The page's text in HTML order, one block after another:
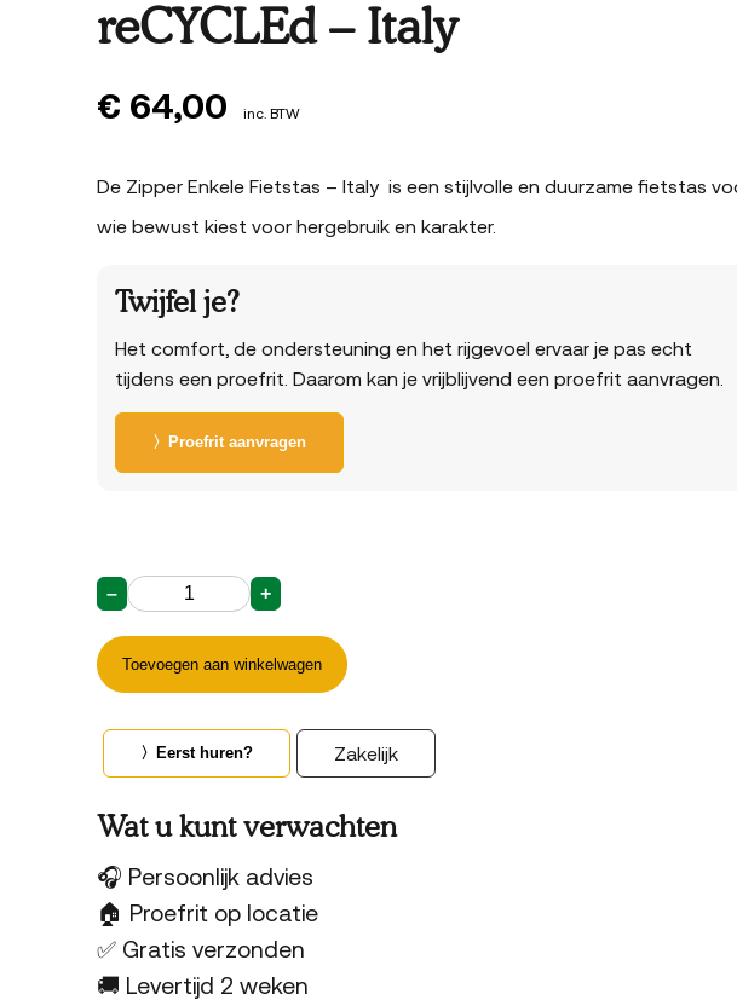
reCYCLEd – Italy
€ 64,00 inc. BTW
De Zipper Enkele Fietstas – Italy is een stijlvolle en duurzame fietstas
wie bewust kiest voor hergebruik en karakter.
Twijfel je?
Het comfort, de ondersteuning en het rijgevoel ervaar je pas echt
tijdens een proefrit. Daarom kan je vrijblijvend een proefrit aanvragen.
〉Proefrit aanvragen
Zipper
Fietstas
reCYCLEd
–
aantal
– +
Toevoegen aan winkelwagen
〉Eerst huren? Zakelijk
Wat u kunt verwachten
🎧 Persoonlijk advies
🏠 Proefrit op locatie
✅ Gratis verzonden
🚚 Levertijd 2 weken